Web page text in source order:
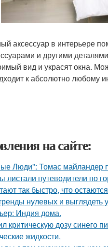
аксессуар в интерьере
и другими
вид и украсят окна.
к абсолютно любому
на сайте:
Люди": Томас майландер
листали путеводители по
так быстро, что
нулевых и выглядеть
Индия дома.
критическую дозу синего
жидкости.